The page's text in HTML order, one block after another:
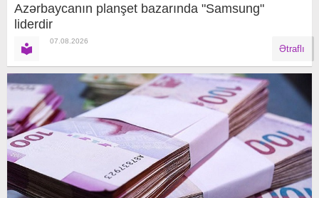
Azərbaycanın planşet bazarında "Samsung"
liderdir
07.08.2026
Ətraflı